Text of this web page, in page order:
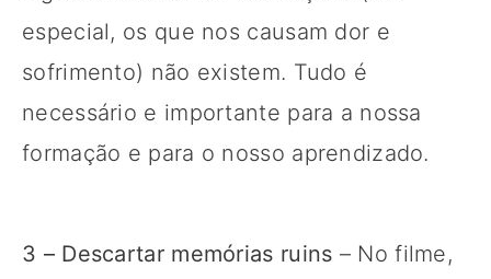
especial, os que nos causam dor e
sofrimento) não existem. Tudo é
necessário e importante para a nossa
formação e para o nosso aprendizado.
3 – Descartar memórias ruins – No filme,